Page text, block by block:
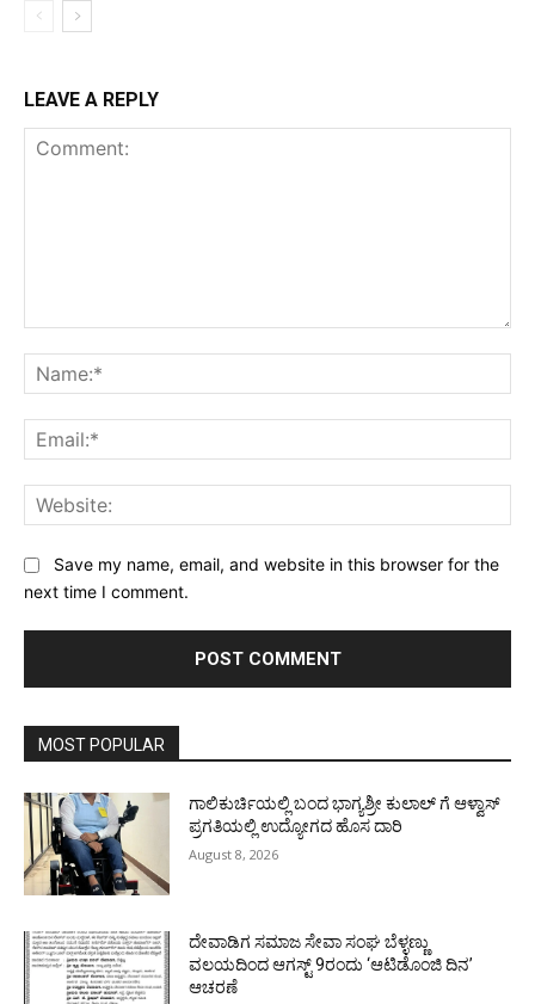
LEAVE A REPLY
Save my name, email, and website in this browser for the
next time I comment.
MOST POPULAR
ಗಾಲಿಕುರ್ಚಿಯಲ್ಲಿ ಬಂದ ಭಾಗ್ಯಶ್ರೀ ಕುಲಾಲ್ ಗೆ ಆಳ್ವಾಸ್
ಪ್ರಗತಿಯಲ್ಲಿ ಉದ್ಯೋಗದ ಹೊಸ ದಾರಿ
August 8, 2026
ದೇವಾಡಿಗ ಸಮಾಜ ಸೇವಾ ಸಂಘ ಬೆಳ್ಳಣ್ಣು
ವಲಯದಿಂದ ಆಗಸ್ಟ್ 9ರಂದು ‘ಆಟಿಡೊಂಜಿ ದಿನ’
ಆಚರಣೆ